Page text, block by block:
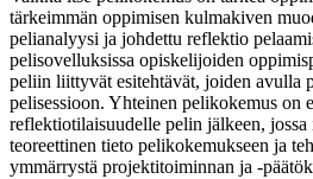
tärkeimmän oppimisen kulmakiven
pelianalyysi ja johdettu reflektio
pelisovelluksissa opiskelijoiden
peliin liittyvät esitehtävät, joiden avulla
pelisessioon. Yhteinen pelikokemus on
reflektiotilaisuudelle pelin jälkeen, jossa
teoreettinen tieto pelikokemukseen ja
ymmärrystä projektitoiminnan ja -